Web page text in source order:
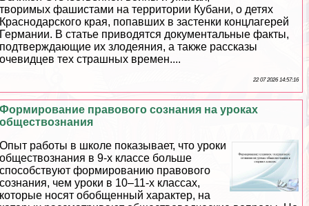
творимых фашистами на территории Кубани, о детях
Краснодарского края, попавших в застенки концлагерей
Германии. В статье приводятся документальные факты,
подтверждающие их злодеяния, а также рассказы
очевидцев тех страшных времен....
22 07 2026 14:57:16
Формирование правового сознания на уроках
обществознания
Опыт работы в школе показывает, что уроки
обществознания в 9-х классе больше
способствуют формированию правового
сознания, чем уроки в 10–11-х классах,
которые носят обобщенный хаpaктер, на